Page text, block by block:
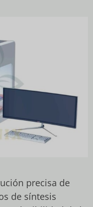
precisa de
de síntesis